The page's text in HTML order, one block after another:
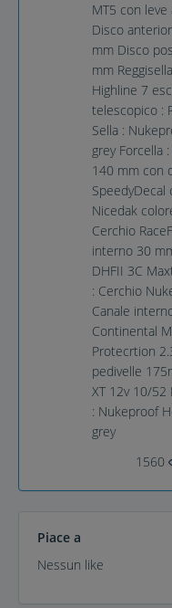
MT5 con
Disco
mm Disco
mm
Highline 7
telescopico :
Sella :
grey Forcella
140 mm con
SpeedyDecal
Nicedak
Cerchio
interno 30
DHFII 3C
: Cerchio
Canale
Continental
Protecrtion
pedivelle
XT 12v 10/52
: Nukeproof
grey
1560
Piace a
Nessun like